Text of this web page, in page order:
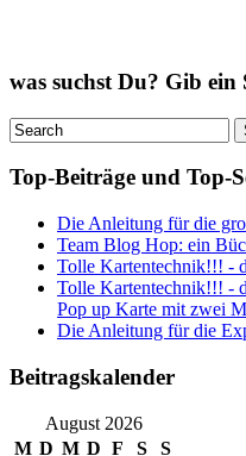
was suchst Du? Gib
Top-Beiträge und Top-
Die Anleitung für die
Team Blog Hop: ein
Tolle Kartentechnik!!! -
Tolle Kartentechnik!!! -
Pop up Karte mit zwei
Die Anleitung für die
Beitragskalender
August 2026
M D M D F S
S